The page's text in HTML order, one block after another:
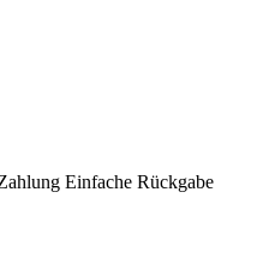
Einfache Rückgabe